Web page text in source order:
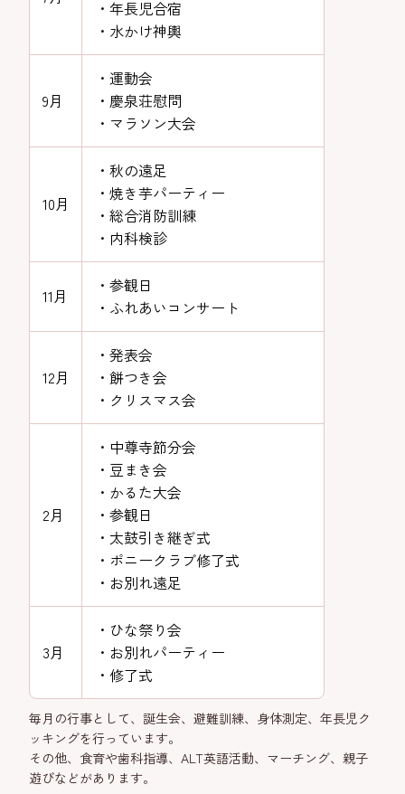
・年長児合宿
・水かけ神輿
9月
・運動会
・慶泉荘慰問
・マラソン大会
10月
・秋の遠足
・焼き芋パーティー
・総合消防訓練
・内科検診
11月
・参観日
・ふれあいコンサート
12月
・発表会
・餅つき会
・クリスマス会
2月
・中尊寺節分会
・豆まき会
・かるた大会
・参観日
・太鼓引き継ぎ式
・ポニークラブ修了式
・お別れ遠足
3月
・ひな祭り会
・お別れパーティー
・修了式
毎月の行事として、誕生会、避難訓練、身体測定、年長児ク
ッキングを行っています。
その他、食育や歯科指導、ALT英語活動、マーチング、親子
遊びなどがあります。